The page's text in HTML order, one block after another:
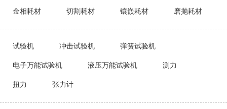
金相耗材 切割耗材 镶嵌耗材 磨抛耗材
试验机 冲击试验机 弹簧试验机
电子万能试验机 液压万能试验机 测力
扭力 张力计